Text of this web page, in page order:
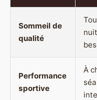
Sommeil de
qualité
Performance
sportive
À